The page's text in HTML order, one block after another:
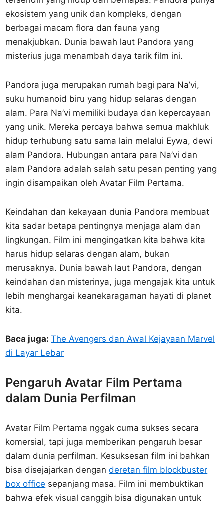
ekosistem yang unik dan kompleks, dengan
berbagai macam flora dan fauna yang
menakjubkan. Dunia bawah laut Pandora yang
misterius juga menambah daya tarik film ini.
Pandora juga merupakan rumah bagi para Na’vi,
suku humanoid biru yang hidup selaras dengan
alam. Para Na’vi memiliki budaya dan kepercayaan
yang unik. Mereka percaya bahwa semua makhluk
hidup terhubung satu sama lain melalui Eywa, dewi
alam Pandora. Hubungan antara para Na’vi dan
alam Pandora adalah salah satu pesan penting yang
ingin disampaikan oleh Avatar Film Pertama.
Keindahan dan kekayaan dunia Pandora membuat
kita sadar betapa pentingnya menjaga alam dan
lingkungan. Film ini mengingatkan kita bahwa kita
harus hidup selaras dengan alam, bukan
merusaknya. Dunia bawah laut Pandora, dengan
keindahan dan misterinya, juga mengajak kita untuk
lebih menghargai keanekaragaman hayati di planet
kita.
Baca juga:The Avengers dan Awal Kejayaan Marvel
di Layar Lebar
Pengaruh Avatar Film Pertama
dalam Dunia Perfilman
Avatar Film Pertama nggak cuma sukses secara
komersial, tapi juga memberikan pengaruh besar
dalam dunia perfilman. Kesuksesan film ini bahkan
bisa disejajarkan denganderetan film blockbuster
box office sepanjang masa. Film ini membuktikan
bahwa efek visual canggih bisa digunakan untuk